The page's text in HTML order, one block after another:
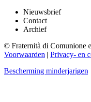
Nieuwsbrief
Contact
Archief
© Fraternità di Comunione
Voorwaarden | Privacy- en
Bescherming minderjarigen